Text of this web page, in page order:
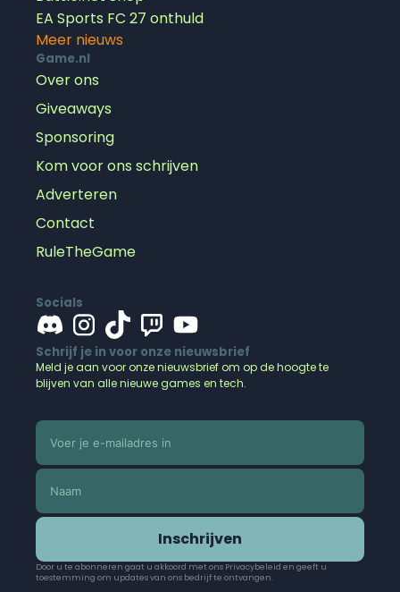
EA Sports FC 27 onthuld
Meer nieuws
Game.nl
Over ons
Giveaways
Sponsoring
Kom voor ons schrijven
Adverteren
Contact
RuleTheGame
Socials
Schrijf je in voor onze nieuwsbrief
Meld je aan voor onze nieuwsbrief om op de hoogte te
blijven van alle nieuwe games en tech.
Inschrijven
Door u te abonneren gaat u akkoord met ons Privacybeleid en geeft u
toestemming om updates van ons bedrijf te ontvangen.